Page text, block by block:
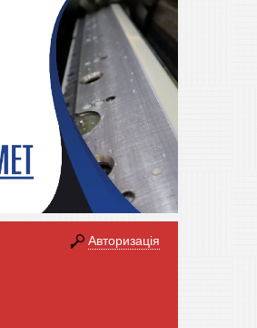
Авторизація